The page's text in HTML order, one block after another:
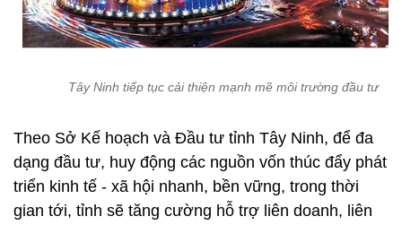
Tây Ninh tiếp tục cải thiện mạnh mẽ môi trường đầu tư
Theo Sở Kế hoạch và Ðầu tư tỉnh Tây Ninh, để đa
dạng đầu tư, huy động các nguồn vốn thúc đẩy phát
triển kinh tế - xã hội nhanh, bền vững, trong thời
gian tới, tỉnh sẽ tăng cường hỗ trợ liên doanh, liên